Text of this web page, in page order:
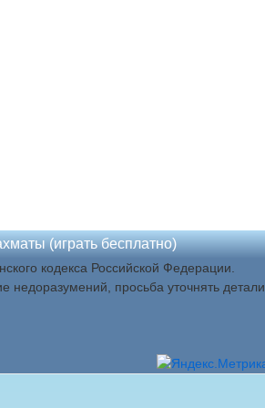
(играть бесплатно)
кодекса Российской Федерации.
недоразумений, просьба уточнять детали